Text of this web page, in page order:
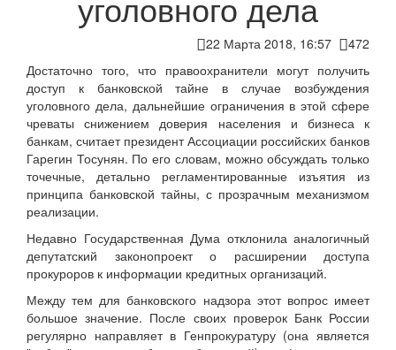
22 Марта 2018, 16:57
472
Достаточно того, что правоохранители могут получить
доступ к банковской тайне в случае возбуждения
уголовного дела, дальнейшие ограничения в этой сфере
чреваты снижением доверия населения и бизнеса к
банкам, считает президент Ассоциации российских банков
Гарегин Тосунян. По его словам, можно обсуждать только
точечные, детально регламентированные изъятия из
принципа банковской тайны, с прозрачным механизмом
реализации.
Недавно Государственная Дума отклонила аналогичный
депутатский законопроект о расширении доступа
прокуроров к информации кредитных организаций.
Между тем для банковского надзора этот вопрос имеет
большое значение. После своих проверок Банк России
регулярно направляет в Генпрокуратуру (она является